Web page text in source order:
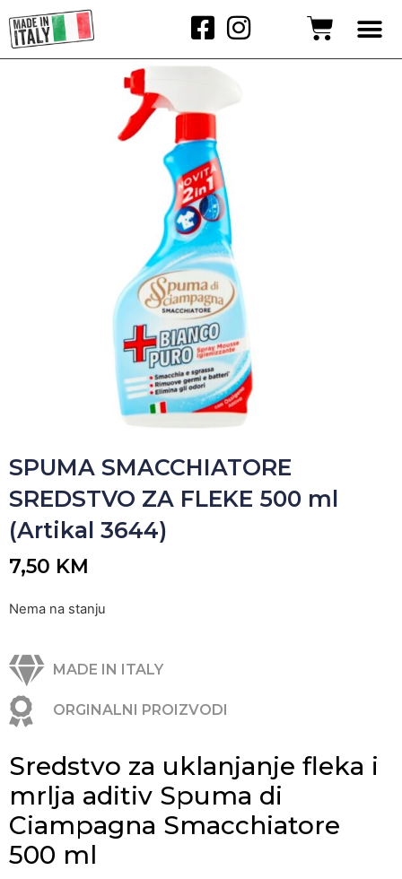
SPUMA SMACCHIATORE
SREDSTVO ZA FLEKE 500 ml
(Artikal 3644)
7,50 KM
Nema na stanju
MADE IN ITALY
ORGINALNI PROIZVODI
Sredstvo za uklanjanje fleka i
mrlja aditiv Spuma di
Ciampagna Smacchiatore
500 ml